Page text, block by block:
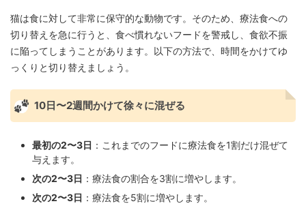
猫は食に対して非常に保守的な動物です。そのため、療法食への
切り替えを急に行うと、食べ慣れないフードを警戒し、食欲不振
に陥ってしまうことがあります。以下の方法で、時間をかけてゆ
っくりと切り替えましょう。
10日〜2週間かけて徐々に混ぜる
最初の2〜3日 ：これまでのフードに療法食を1割だけ混ぜて
与えます。
次の2〜3日 ：療法食の割合を3割に増やします。
次の2〜3日 ：療法食を5割に増やします。